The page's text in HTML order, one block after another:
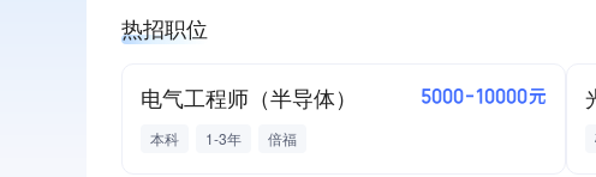
热招职位
电气工程师（半导体） 5000-10000元
本科 1-3年 倍福